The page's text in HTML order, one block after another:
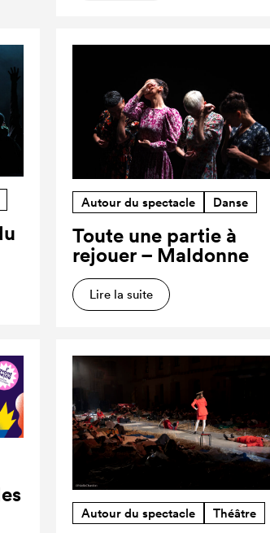
Autour du spectacle Danse
Toute une partie à
rejouer – Maldonne
Lire la suite
Autour du spectacle Théâtre